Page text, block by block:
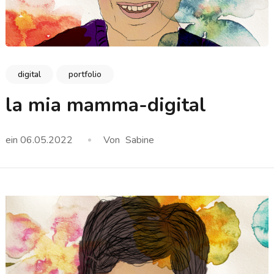
digital portfolio
la mia mamma-digital
ein 06.05.2022 Von Sabine